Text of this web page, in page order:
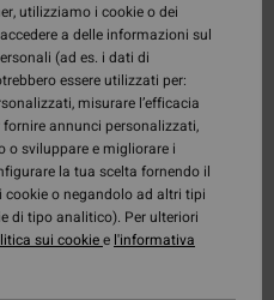
utilizziamo i cookie o dei
a delle informazioni sul
(ad es. i dati di
essere utilizzati per:
misurare l’efficacia
annunci personalizzati,
o sviluppare e migliorare i
la tua scelta fornendo il
cookie o negandolo ad altri tipi
di tipo analitico). Per ulteriori
sui cookiee l'informativa